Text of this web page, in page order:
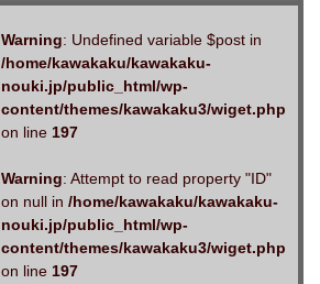
Warning: Undefined variable $post in
/home/kawakaku/kawakaku-
nouki.jp/public_html/wp-
content/themes/kawakaku3/wiget.php
on line 197
Warning: Attempt to read property "ID"
on null in /home/kawakaku/kawakaku-
nouki.jp/public_html/wp-
content/themes/kawakaku3/wiget.php
on line 197